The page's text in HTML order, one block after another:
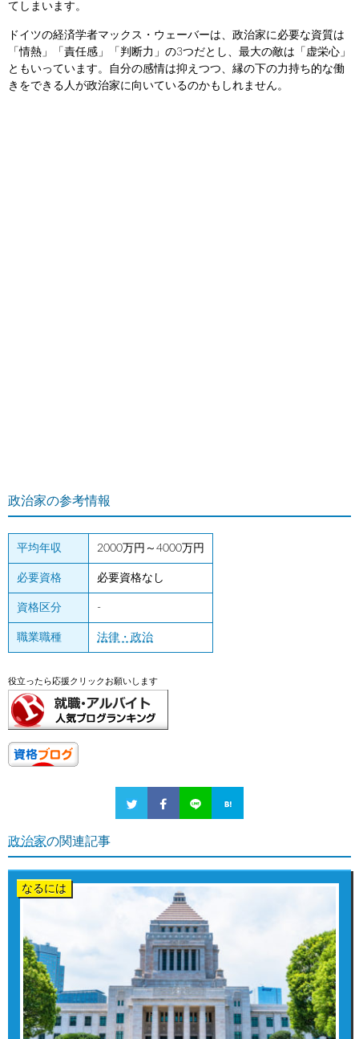
てしまいます。
ドイツの経済学者マックス・ウェーバーは、政治家に必要な資質は
「情熱」「責任感」「判断力」の3つだとし、最大の敵は「虚栄心」
ともいっています。自分の感情は抑えつつ、縁の下の力持ち的な働
きをできる人が政治家に向いているのかもしれません。
政治家の参考情報
平均年収 2000万円～4000万円
必要資格 必要資格なし
資格区分 -
職業職種 法律・政治
役立ったら応援クリックお願いします
政治家の関連記事
なるには